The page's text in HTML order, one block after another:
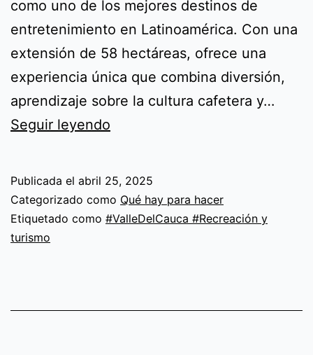
como uno de los mejores destinos de
entretenimiento en Latinoamérica. Con una
extensión de 58 hectáreas, ofrece una
experiencia única que combina diversión,
aprendizaje sobre la cultura cafetera y…
Seguir leyendo
Café,
diversión
desde
Publicada el abril 25, 2025
Categorizado como Qué hay para hacer
Etiquetado como #ValleDelCauca #Recreación y
turismo